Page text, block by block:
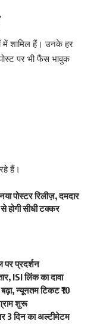
में शामिल हैं। उनके हर
पर भी फैंस भावुक
हैं।
पोस्टर रिलीज़, दमदार
होगी सीधी टक्कर
प्रदर्शन
ISI लिंक का दावा
न्यूनतम टिकट ₹10
शुरू
दिन का अल्टीमेटम